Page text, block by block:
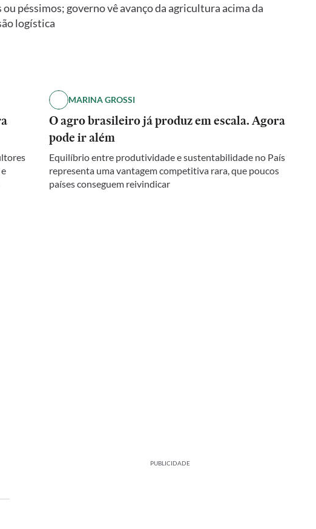
péssimos; governo vê avanço da agricultura acima da
logística
MARINA GROSSI
O agro brasileiro já produz em escala. Agora
pode ir além
Equilíbrio entre produtividade e sustentabilidade no País
representa uma vantagem competitiva rara, que poucos
países conseguem reivindicar
PUBLICIDADE